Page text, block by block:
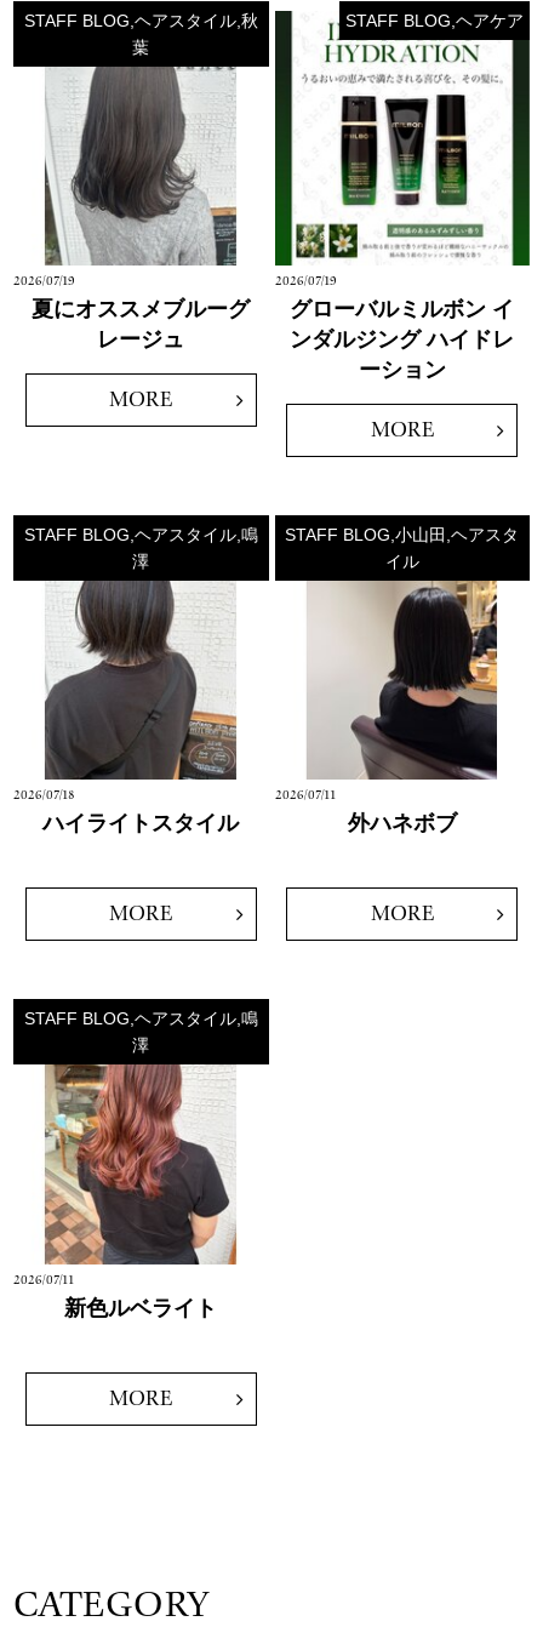
STAFF BLOG,ヘアスタイル,秋
葉
2026/07/19
夏にオススメブルーグ
レージュ
MORE
STAFF BLOG,ヘアケア
2026/07/19
グローバルミルボン イ
ンダルジング ハイドレ
ーション
MORE
STAFF BLOG,ヘアスタイル,鳴
澤
2026/07/18
ハイライトスタイル
MORE
STAFF BLOG,小山田,ヘアスタ
イル
2026/07/11
外ハネボブ
MORE
STAFF BLOG,ヘアスタイル,鳴
澤
2026/07/11
新色ルベライト
MORE
CATEGORY